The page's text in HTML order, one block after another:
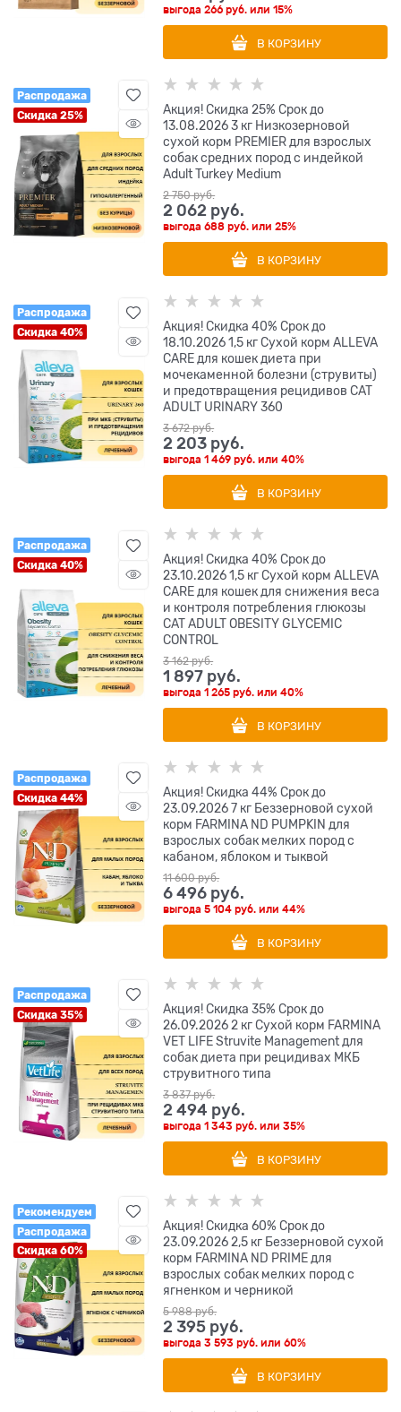
выгода266 руб. или15%
В КОРЗИНУ
Распродажа
Скидка 25%
Акция! Скидка 25% Срок до
13.08.2026 3 кг Низкозерновой
сухой корм PREMIER для взрослых
собак средних пород с индейкой
Adult Turkey Medium
2 750 руб.
2 062 руб.
выгода688 руб. или25%
В КОРЗИНУ
Распродажа
Скидка 40%
Акция! Скидка 40% Срок до
18.10.2026 1,5 кг Сухой корм ALLEVA
CARE для кошек диета при
мочекаменной болезни (струвиты)
и предотвращения рецидивов CAT
ADULT URINARY 360
3 672 руб.
2 203 руб.
выгода1 469 руб. или40%
В КОРЗИНУ
Распродажа
Скидка 40%
Акция! Скидка 40% Срок до
23.10.2026 1,5 кг Сухой корм ALLEVA
CARE для кошек для снижения веса
и контроля потребления глюкозы
CAT ADULT OBESITY GLYCEMIC
CONTROL
3 162 руб.
1 897 руб.
выгода1 265 руб. или40%
В КОРЗИНУ
Распродажа
Скидка 44%
Акция! Скидка 44% Срок до
23.09.2026 7 кг Беззерновой cухой
корм FARMINA ND PUMPKIN для
взрослых собак мелких пород с
кабаном, яблоком и тыквой
11 600 руб.
6 496 руб.
выгода5 104 руб. или44%
В КОРЗИНУ
Распродажа
Скидка 35%
Акция! Скидка 35% Срок до
26.09.2026 2 кг Сухой корм FARMINA
VET LIFE Struvite Management для
собак диета при рецидивах МКБ
струвитного типа
3 837 руб.
2 494 руб.
выгода1 343 руб. или35%
В КОРЗИНУ
Рекомендуем
Распродажа
Скидка 60%
Акция! Скидка 60% Срок до
23.09.2026 2,5 кг Беззерновой cухой
корм FARMINA ND PRIME для
взрослых собак мелких пород с
ягненком и черникой
5 988 руб.
2 395 руб.
выгода3 593 руб. или60%
В КОРЗИНУ